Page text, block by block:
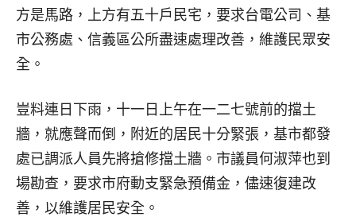
方是馬路，上方有五十戶民宅，要求台電公司、基
市公務處、信義區公所盡速處理改善，維護民眾安
全。
豈料連日下雨，十一日上午在一二七號前的擋土
牆，就應聲而倒，附近的居民十分緊張，基市都發
處已調派人員先將搶修擋土牆。市議員何淑萍也到
場勘查，要求市府動支緊急預備金，儘速復建改
善，以維護居民安全。